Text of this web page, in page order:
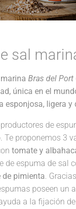
sal
Bras del Port
única en el
esponjosa, ligera y
de
Te proponemos 3
tomate y
de espuma de sal
de pimienta.
poseen un
a la fijación